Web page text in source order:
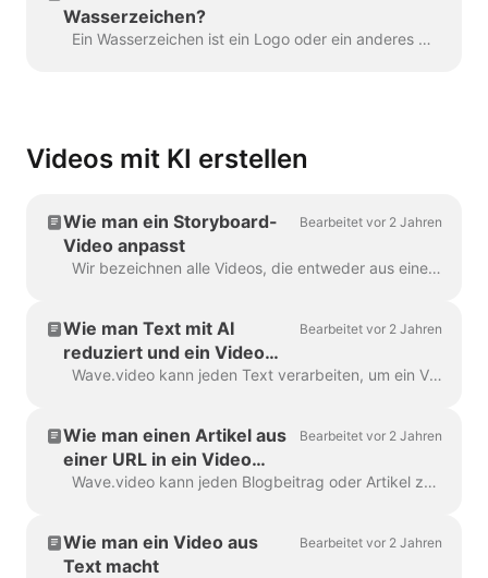
Wasserzeichen?
Ein Wasserzeichen ist ein Logo oder ein anderes Markenzeichen, das in Ihrem Video angezeigt wird. Mit Hilfe des Wasserzeichens können Sie Ihre Videos mit einem...
Videos mit KI erstellen
Wie man ein Storyboard-
Video anpasst
Bearbeitet vor 2 Jahren
Wir bezeichnen alle Videos, die entweder aus einem Text oder einem Blogbeitrag erstellt werden, als "Storyboard-Video", weil sie ein Skript enthalten, das mit den einzelnen Szenen des Videos verknüpft ist. ...
Wie man Text mit AI
reduziert und ein Video
macht
Bearbeitet vor 2 Jahren
Wave.video kann jeden Text verarbeiten, um ein Video zu erstellen, das erklärt, worum es ging. Sie können die gewünschte Dauer einstellen und die automatisch generierte...
Wie man einen Artikel aus
einer URL in ein Video
verwandelt
Bearbeitet vor 2 Jahren
Wave.video kann jeden Blogbeitrag oder Artikel zu einem kurzen Video verarbeiten, das kurz erklärt, worum es in dem Text ging. Wir verwenden KI-Algorithmen, um den Mo...
Wie man ein Video aus
Text macht
Bearbeitet vor 2 Jahren